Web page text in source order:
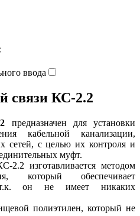
ввода
связи КС-2.2
предназначен для установки
кабельной канализации,
сетей, с целью их контроля и
муфт.
2.2 изготавливается методом
который обеспечивает
т.к. он не имеет никаких
полиэтилен, который не